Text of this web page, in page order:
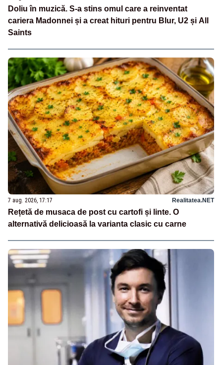
Doliu în muzică. S-a stins omul care a reinventat
cariera Madonnei și a creat hituri pentru Blur, U2 și All
Saints
7 aug. 2026, 17:17 Realitatea.NET
Rețetă de musaca de post cu cartofi și linte. O
alternativă delicioasă la varianta clasic cu carne